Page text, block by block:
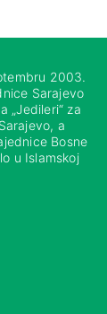
2003.
Sarajevo
„Jedileri“ za
a
Bosne
u Islamskoj